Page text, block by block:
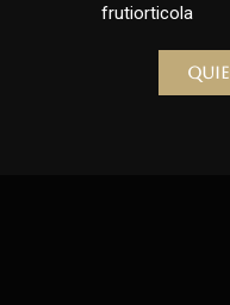
frutiorticola